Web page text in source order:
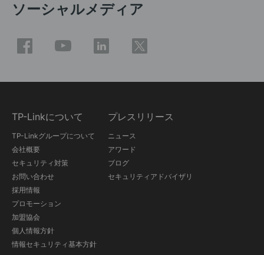
ソーシャルメディア
TP-Linkについて
TP-Linkグループについて
会社概要
セキュリティ対策
お問い合わせ
採用情報
プロモーション
加盟協会
個人情報方針
情報セキュリティ基本方針
プレスリリース
ニュース
アワード
ブログ
セキュリティアドバイザリ